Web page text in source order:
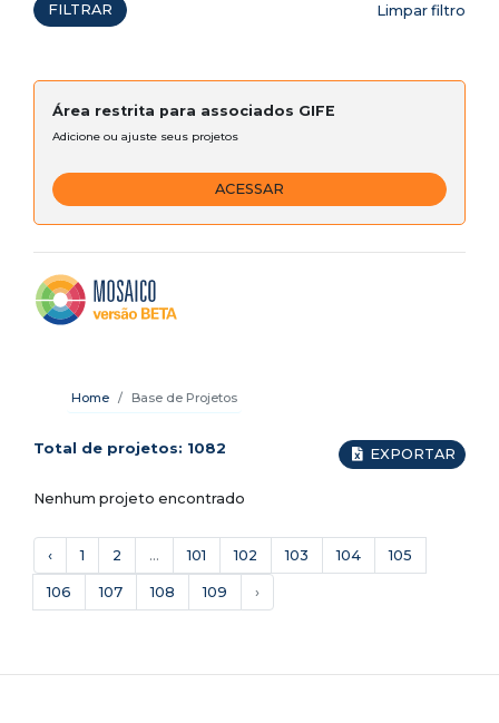
FILTRAR Limpar filtro
Área restrita para associados GIFE
Adicione ou ajuste seus projetos
ACESSAR
Home Base de Projetos
Total de projetos: 1082 EXPORTAR
Nenhum projeto encontrado
‹ 1 2 ... 101 102 103 104 105
106 107 108 109 ›